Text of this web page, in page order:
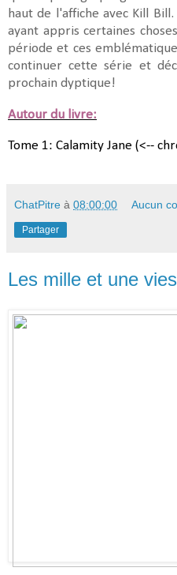
haut de l'affiche avec Kill
ayant appris certaines
période et ces
continuer cette série et
prochain dyptique!
Autour du livre:
Tome 1: Calamity Jane (<--
ChatPitre à 08:00:00 Aucun
Partager
Les mille et une